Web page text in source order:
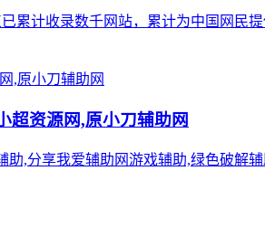
累计收录数千网站，累计为中国网民
超资源网,原小刀辅助网
助,分享我爱辅助网游戏辅助,绿色破解